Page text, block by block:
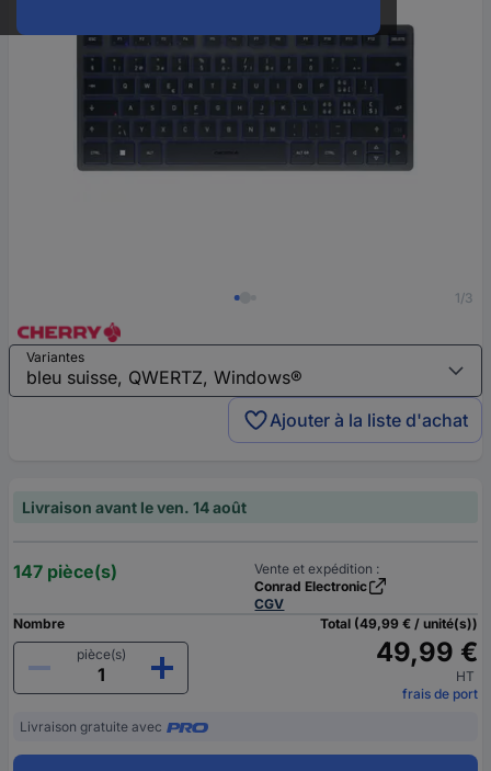
1/3
Variantes
Ajouter à la liste d'achat
Livraison avant le ven. 14 août
147 pièce(s)
Vente et expédition :
Conrad Electronic
CGV
Nombre
pièce(s)
Total (49,99 € / unité(s))
49,99 €
HT
frais de port
Livraison gratuite avec